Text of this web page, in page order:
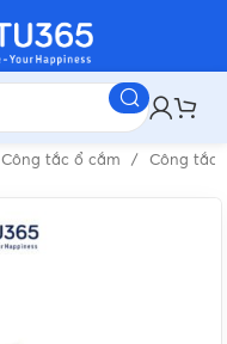
Công tắc ổ cắm Công tắc